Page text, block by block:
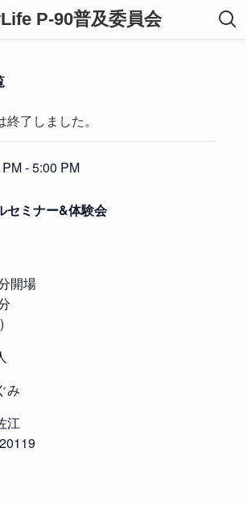
P-90普及委員会
終了しました。
-5:00 PM
セミナー&体験会
開場
み
江